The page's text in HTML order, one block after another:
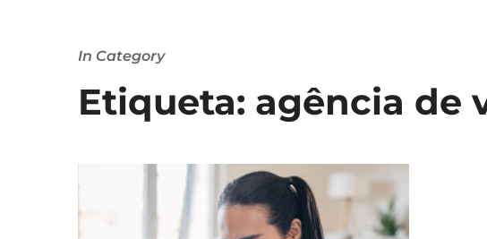
In Category
Etiqueta: agência de